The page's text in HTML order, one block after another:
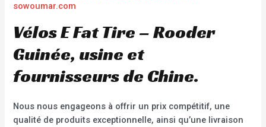
sowoumar.com
Vélos E Fat Tire – Rooder
Guinée, usine et
fournisseurs de Chine.
Nous nous engageons à offrir un prix compétitif, une
qualité de produits exceptionnelle, ainsi qu’une livraison